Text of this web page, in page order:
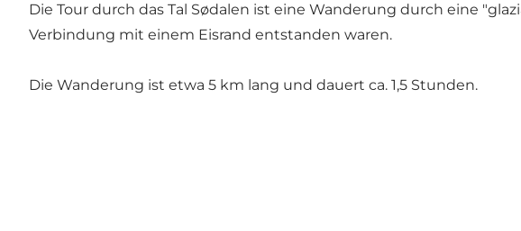
Die Tour durch das Tal Sødalen ist eine Wanderung durch eine
Verbindung mit einem Eisrand entstanden waren.
Die Wanderung ist etwa 5 km lang und dauert ca. 1,5 Stunden.